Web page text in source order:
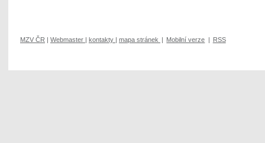
MZV ČR | Webmaster | kontakty | mapa stránek | Mobilní verze | RSS